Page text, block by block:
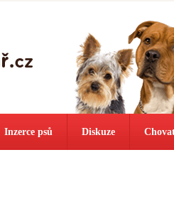
Inzerce psů Diskuze